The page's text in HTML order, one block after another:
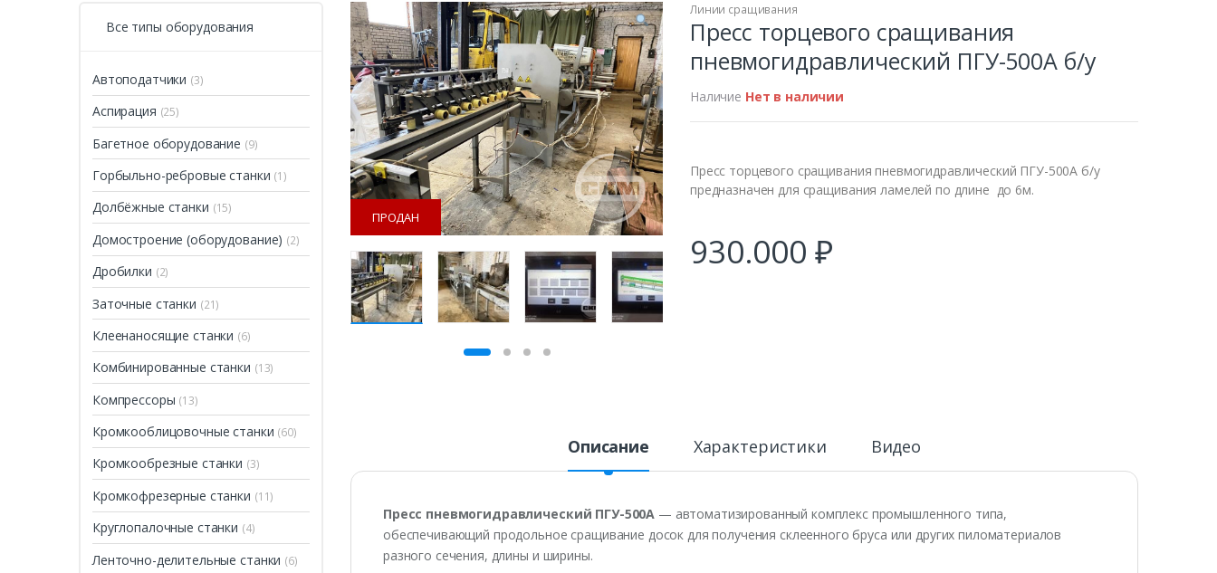
ПРОДАН
Линии сращивания
Пресс торцевого сращивания
пневмогидравлический ПГУ-500А б/у
Наличие Нет в наличии
Пресс торцевого сращивания пневмогидравлический ПГУ-500А б/у
предназначен для сращивания ламелей по длине до 6м.
930.000 ₽
Описание Характеристики Видео
Пресс пневмогидравлический ПГУ-500А — автоматизированный комплекс промышленного типа,
обеспечивающий продольное сращивание досок для получения склеенного бруса или других пиломатериалов
разного сечения, длины и ширины.
Все типы оборудования
Автоподатчики (3)
Аспирация (25)
Багетное оборудование (9)
Горбыльно-ребровые станки (1)
Долбёжные станки (15)
Домостроение (оборудование) (2)
Дробилки (2)
Заточные станки (21)
Клеенаносящие станки (6)
Комбинированные станки (13)
Компрессоры (13)
Кромкооблицовочные станки (60)
Кромкообрезные станки (3)
Кромкофрезерные станки (11)
Круглопалочные станки (4)
Ленточно-делительные станки (6)